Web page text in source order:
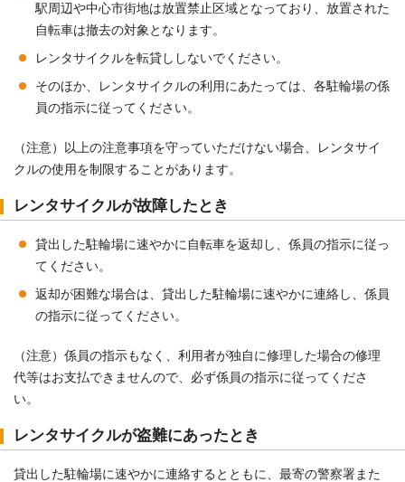
駅周辺や中心市街地は放置禁止区域となっており、放置された
自転車は撤去の対象となります。
レンタサイクルを転貸ししないでください。
そのほか、レンタサイクルの利用にあたっては、各駐輪場の係
員の指示に従ってください。
（注意）以上の注意事項を守っていただけない場合、レンタサイ
クルの使用を制限することがあります。
レンタサイクルが故障したとき
貸出した駐輪場に速やかに自転車を返却し、係員の指示に従っ
てください。
返却が困難な場合は、貸出した駐輪場に速やかに連絡し、係員
の指示に従ってください。
（注意）係員の指示もなく、利用者が独自に修理した場合の修理
代等はお支払できませんので、必ず係員の指示に従ってくださ
い。
レンタサイクルが盗難にあったとき
貸出した駐輪場に速やかに連絡するとともに、最寄の警察署また